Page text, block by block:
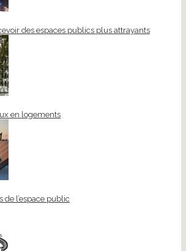
des espaces publics plus attrayants
en logements
l’espace public